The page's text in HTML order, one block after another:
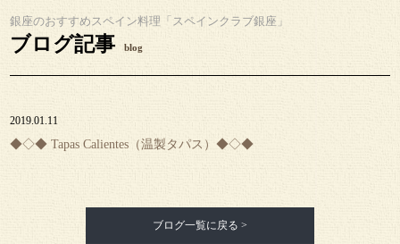
銀座のおすすめスペイン料理「スペインクラブ銀座」
ブログ記事 blog
2019.01.11
◆◇◆ Tapas Calientes（温製タパス）◆◇◆
ブログ一覧に戻る >